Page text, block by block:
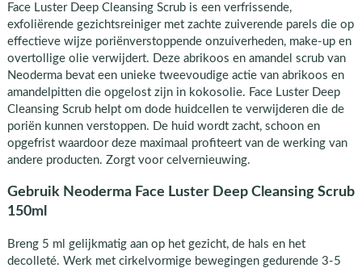
Face Luster Deep Cleansing Scrub is een verfrissende,
exfoliërende gezichtsreiniger met zachte zuiverende parels die op
effectieve wijze poriënverstoppende onzuiverheden, make-up en
overtollige olie verwijdert. Deze abrikoos en amandel scrub van
Neoderma bevat een unieke tweevoudige actie van abrikoos en
amandelpitten die opgelost zijn in kokosolie. Face Luster Deep
Cleansing Scrub helpt om dode huidcellen te verwijderen die de
poriën kunnen verstoppen. De huid wordt zacht, schoon en
opgefrist waardoor deze maximaal profiteert van de werking van
andere producten. Zorgt voor celvernieuwing.
Gebruik Neoderma Face Luster Deep Cleansing Scrub
150ml
Breng 5 ml gelijkmatig aan op het gezicht, de hals en het
decolleté. Werk met cirkelvormige bewegingen gedurende 3-5